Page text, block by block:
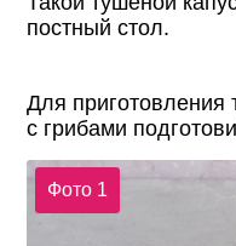
постный стол.
Для приготовления
с грибами
Фото 1